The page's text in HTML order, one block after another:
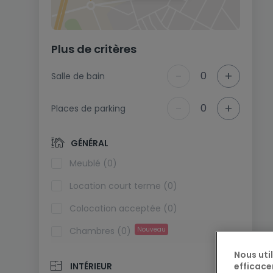
Plus de critères
Salle de bain 0 +
Places de parking 0 +
GÉNÉRAL
Meublé (0)
Location court terme (0)
Colocation acceptée (0)
Chambres (0)
Nouveau
INTÉRIEUR
Nous